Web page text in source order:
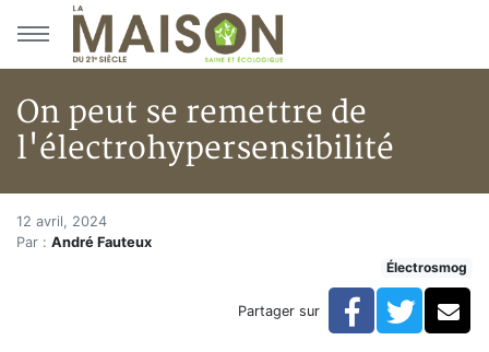
Aller au menu principal
Aller au contenu principal
On peut se remettre de
l'électrohypersensibilité
Accueil
Articles
On peut se remettre de l'électrohypersensibilité
On peut se remettre de
12 avril, 2024
Par : André Fauteux
Électrosmog
Partager sur Facebook